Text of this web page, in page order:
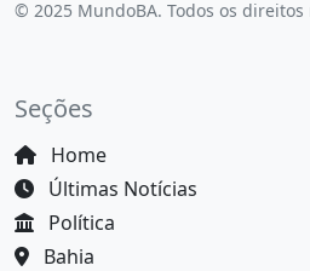
© 2025 MundoBA. Todos os direitos
Seções
Home
Últimas Notícias
Política
Bahia